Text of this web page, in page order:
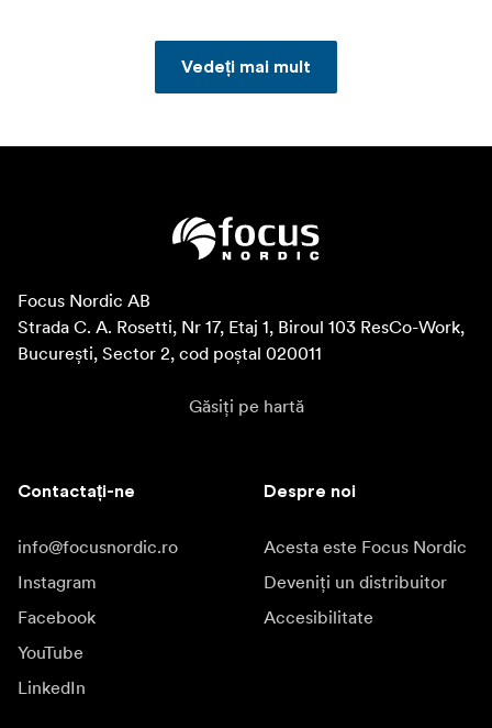
Vedeți mai mult
Focus Nordic AB
Strada C. A. Rosetti, Nr 17, Etaj 1, Biroul 103 ResCo-Work,
București, Sector 2, cod poștal 020011
Găsiți pe hartă
Contactați-ne
info@focusnordic.ro
Instagram
Facebook
YouTube
LinkedIn
Despre noi
Acesta este Focus Nordic
Deveniți un distribuitor
Accesibilitate